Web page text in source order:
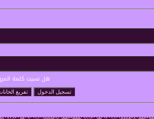
هل نسيت كلمة